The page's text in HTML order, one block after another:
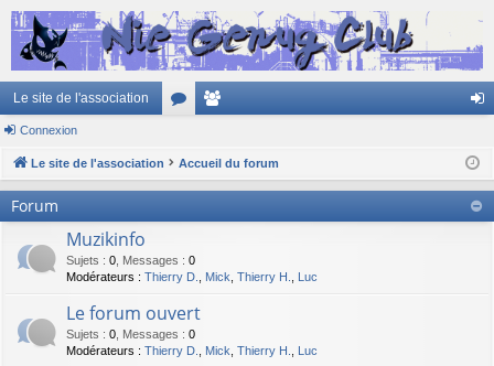
Le site de l'association
u m ne
Connexion
Le site de l'association Accueil du forum
Forum
Muzikinfo
Sujets : 0 Messages : 0
Modérateurs : Thierry D. Mick Thierry H. Luc
Le forum ouvert
Sujets : 0 Messages : 0
Modérateurs : Thierry D. Mick Thierry H. Luc